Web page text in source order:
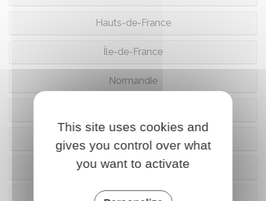
Hauts-de-France
Île-de-France
Normandie
Occitanie
Pays de la Loire
Provence-Alpes-Côte d'Azur (Paca)
This site uses cookies and
gives you control over what
you want to activate